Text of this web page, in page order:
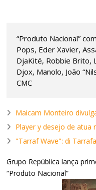
“Produto Nacional”
Pops, Eder Xavier,
DjaKité, Robbie Brito,
Djox, Manolo, João
CMC
Maicam Monteiro
Player y desejo de atua
"Tarraf Wave": di
Grupo República lança
“Produto Nacional”